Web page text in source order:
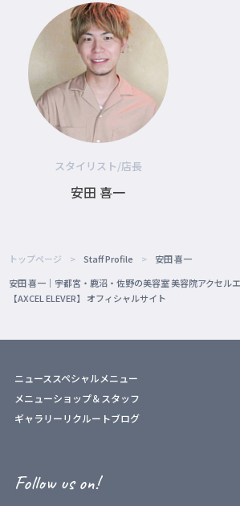
スタイリスト/店長
安田 喜一
トップページ Staff Profile
安田 喜一
安田 喜一｜宇都宮・鹿沼・佐野の美容室 美容院アクセル
【AXCEL ELEVER】 オフィシャルサイト
ニュース スペシャルメニュー
メニューショップ＆スタッフ
ギャラリーリクルートブログ
Follow us on!